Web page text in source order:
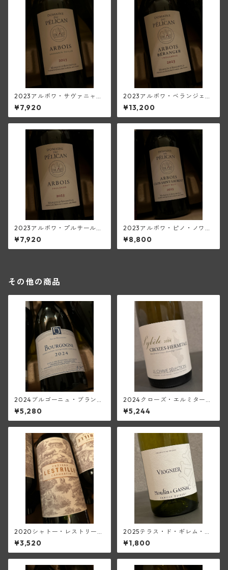
2023アルボワ・サヴァニャ
ン・ウイエ(ペリカン)
¥7,920
2023アルボワ・ベランジェ・
トルソー(ペリカン)
¥13,200
2023アルボワ・プルサール
(ペリカン)
¥7,920
2023アルボワ・ピノ・ノワー
ル・クロ・サン・ローラン(ペ
リカン)
¥8,800
その他の商品
2024ブルゴーニュ・ブラン
(フランソワーズ・ジャニアー
ル)
¥5,280
2024クローズ・エルミタージ
ュ・ブラン・シベル(ジャン・
ルイ・シャーヴ・セレクショ
ン)
¥5,244
2020シャトー・レストリー
ユ・キャップ・マルタン・ル
ージュ(ボルドー・スーペリュ
ール)
¥3,520
2025テラス・ド・ギレム・ヴ
ィオニエ<ペイ・ドック>(ムー
ラン・ド・ガサック)
¥1,800